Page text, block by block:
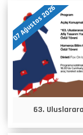
07 Ağustos 2026
63.